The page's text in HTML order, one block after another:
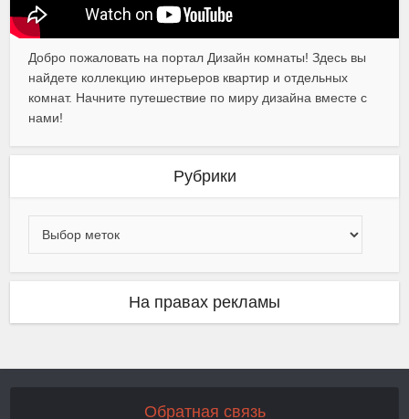
Добро пожаловать на портал Дизайн комнаты! Здесь вы
найдете коллекцию интерьеров квартир и отдельных
комнат. Начните путешествие по миру дизайна вместе с
нами!
Рубрики
На правах рекламы
Обратная связь